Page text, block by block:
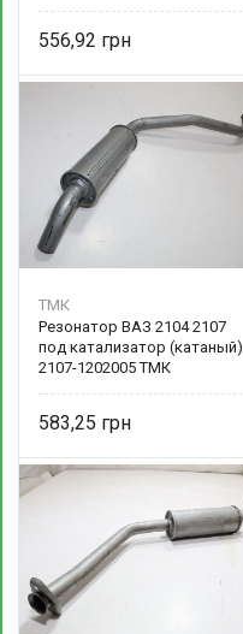
556,92
ТМК
Резонатор ВАЗ 2104 2107
под катализатор (катаный)
2107-1202005 ТМК
583,25